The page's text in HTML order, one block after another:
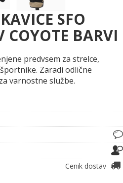
SFO
COYOTE BARVI
predvsem za strelce,
Zaradi odlične
varnostne službe.
Cenik dostav